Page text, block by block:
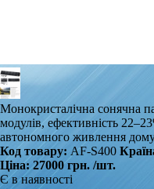
Монокристалічна сонячна
модулів, ефективність
автономного живлення дому
Код товару: AF-S400
Ціна: 27000 грн. /шт.
Є в наявності